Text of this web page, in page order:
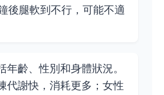
後腿軟到不行，可能不適
年齡、性別和身體狀況。
代謝快，消耗更多；女性